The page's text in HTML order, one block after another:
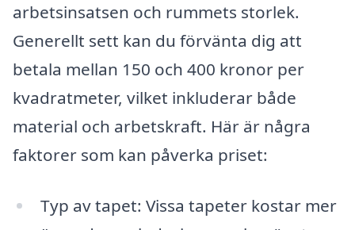
arbetsinsatsen och rummets storlek.
Generellt sett kan du förvänta dig att
betala mellan 150 och 400 kronor per
kvadratmeter, vilket inkluderar både
material och arbetskraft. Här är några
faktorer som kan påverka priset:
Typ av tapet: Vissa tapeter kostar mer